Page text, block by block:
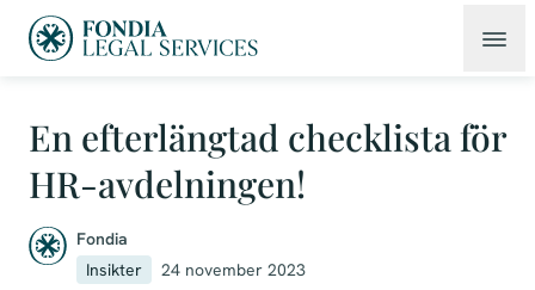
En efterlängtad checklista för
HR-avdelningen!
Fondia
Insikter
24 november 2023